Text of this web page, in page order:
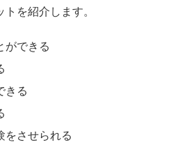
を紹介します。
ができる
きる
をさせられる